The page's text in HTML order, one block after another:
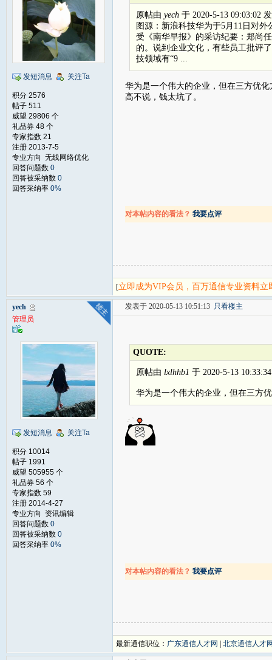
发短消息 关注Ta
积分 2576
帖子 511
威望 29806 个
礼品券 48 个
专家指数 21
注册 2013-7-5
专业方向 无线网络优化
回答问题数 0
回答被采纳数 0
回答采纳率 0%
原帖由 yech 于 2020-5-13 09:03:02
图源：新浪科技华为于5月11日对
受《南华早报》的采访纪要：郑尚
的。说到企业文化，有些员工批评
技领域有“9 ...
华为是一个伟大的企业，但在三方优
高不说，钱太坑了。
对本帖内容的看法？ 我要点评
[立即成为VIP会员，百万通信专业资料
yech
管理员
发短消息 关注Ta
积分 10014
帖子 1991
威望 505955 个
礼品券 56 个
专家指数 59
注册 2014-4-27
专业方向 资讯编辑
回答问题数 0
回答被采纳数 0
回答采纳率 0%
发表于 2020-05-13 10:51:13 只看楼主
QUOTE:
原帖由 lxlhhb1 于 2020-5-13
华为是一个伟大的企业，但在三方
对本帖内容的看法？ 我要点评
最新通信职位： 广东通信人才网 北京通信人才